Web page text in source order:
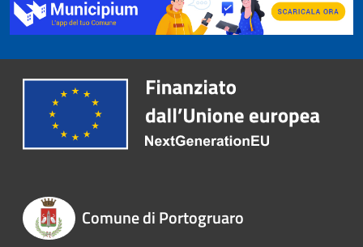
Comune di Portogruaro